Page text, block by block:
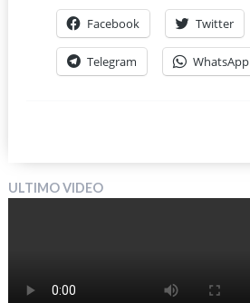
Facebook Twitter
Telegram WhatsApp
ULTIMO VIDEO